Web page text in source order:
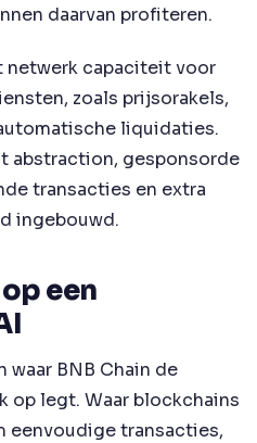
daarvan profiteren.
netwerk capaciteit voor
zoals prijsorakels,
liquidaties.
abstraction, gesponsorde
transacties en extra
ingebouwd.
een
waar BNB Chain de
op legt. Waar blockchains
eenvoudige transacties,